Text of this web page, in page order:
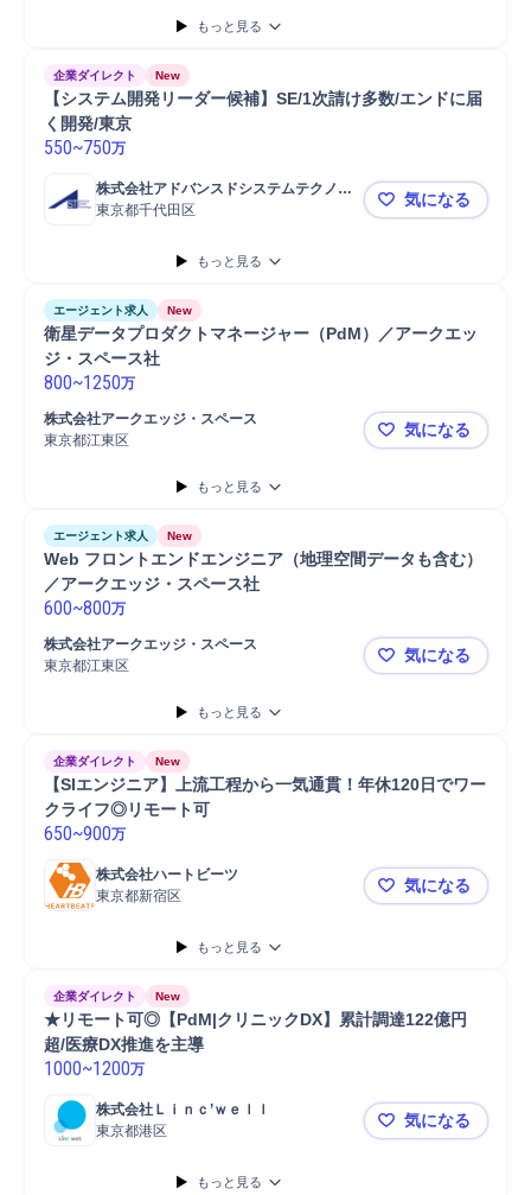
もっと見る
企業ダイレクト New
【システム開発リーダー候補】SE/1次請け多数/エンドに届
く開発/東京
550~750万
株式会社アドバンスドシステムテクノロ
ジー
東京都千代田区 【システム
気になる
もっと見る
エージェント求人 New
衛星データプロダクトマネージャー（PdM）／アークエッ
ジ・スペース社
800~1250万
株式会社アークエッジ・スペース
東京都江東区
衛星データ
気になる
もっと見る
エージェント求人 New
Web フロントエンドエンジニア（地理空間データも含む）
／アークエッジ・スペース社
600~800万
株式会社アークエッジ・スペース
東京都江東区
Web フロ
気になる
もっと見る
企業ダイレクト New
【SIエンジニア】上流工程から一気通貫！年休120日でワー
クライフ◎リモート可
650~900万
株式会社ハートビーツ
東京都新宿区
【SIエンジ
気になる
もっと見る
企業ダイレクト New
★リモート可◎【PdM|クリニックDX】累計調達122億円
超/医療DX推進を主導
1000~1200万
株式会社Ｌｉｎｃ’ｗｅｌｌ
東京都港区
★リモート
気になる
もっと見る